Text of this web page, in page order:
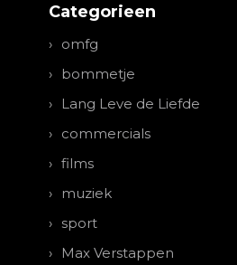
Categorieen
omfg
bommetje
Lang Leve de Liefde
commercials
films
muziek
sport
Max Verstappen